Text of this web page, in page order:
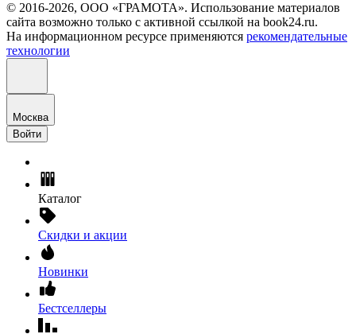
© 2016-2026, ООО «ГРАМОТА». Использование материалов
сайта возможно только с активной ссылкой на book24.ru.
На информационном ресурсе применяются рекомендательные
технологии
Москва
Войти
Каталог
Скидки и акции
Новинки
Бестселлеры